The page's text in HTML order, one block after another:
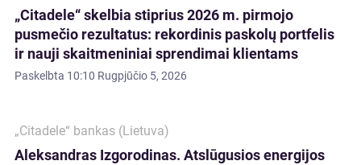
„Citadele“ skelbia stiprius 2026 m. pirmojo
pusmečio rezultatus: rekordinis paskolų portfelis
ir nauji skaitmeniniai sprendimai klientams
Paskelbta 10:10 Rugpjūčio 5, 2026
„Citadele“ bankas (Lietuva)
Aleksandras Izgorodinas. Atslūgusios energijos